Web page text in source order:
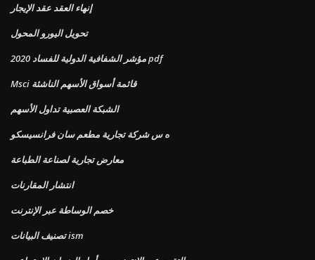
إنهاء العقد عقد الإيجار
تحويل اليورو المحول
مؤشر الشفافية الدولية للفساد 2020 pdf
Msci قائمة أسواق الأسهم الناشئة
الشبكة العصبية تداول الأسهم
ه س شركة تجارية مطعم سان فرانسيسكو
معارض تجارية لصناعة الطباعة
انتشار المقارنات
خصم الوساطة عبر الإنترنت
تصنيف البيانات ism